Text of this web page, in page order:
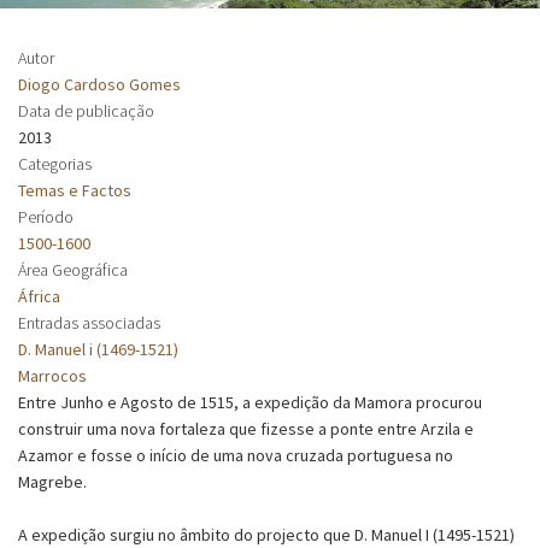
Autor
Diogo Cardoso Gomes
Data de publicação
2013
Categorias
Temas e Factos
Período
1500-1600
Área Geográfica
África
Entradas associadas
D. Manuel i (1469-1521)
Marrocos
Entre Junho e Agosto de 1515, a expedição da Mamora procurou
construir uma nova fortaleza que fizesse a ponte entre Arzila e
Azamor e fosse o início de uma nova cruzada portuguesa no
Magrebe.
A expedição surgiu no âmbito do projecto que D. Manuel I (1495-1521)